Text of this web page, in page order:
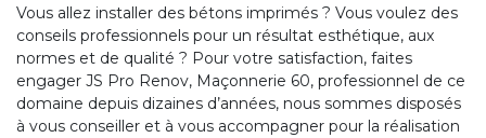
Vous allez installer des bétons imprimés ? Vous voulez des
conseils professionnels pour un résultat esthétique, aux
normes et de qualité ? Pour votre satisfaction, faites
engager JS Pro Renov, Maçonnerie 60, professionnel de ce
domaine depuis dizaines d’années, nous sommes disposés
à vous conseiller et à vous accompagner pour la réalisation